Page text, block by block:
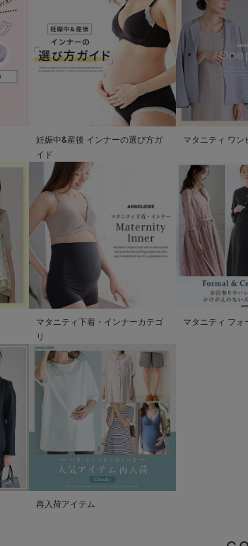
妊娠中&産後 インナーの選び方ガ
イド
マタニティ ワン
マタニティ下着・インナーカテゴ
リ
マタニティ フォ
再入荷アイテム